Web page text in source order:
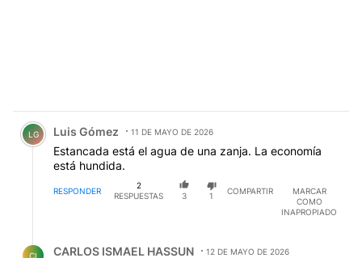
Comentario de Luis Gómez.
LG Luis Gómez 11 DE MAYO DE 2026
Estancada está el agua de una zanja. La economía
está hundida.
RESPONDER
2
RESPUESTAS
3 1
COMPARTIR
MARCAR
COMO
INAPROPIADO
CI CARLOS ISMAEL HASSUN
12 DE MAYO DE 2026